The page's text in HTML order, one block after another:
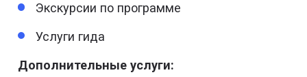
Экскурсии по программе
Услуги гида
Дополнительные услуги: